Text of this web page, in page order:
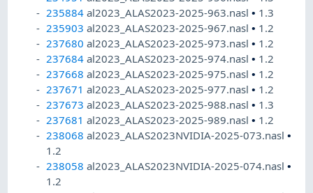
235884 al2023_ALAS2023-2025-963.nasl• 1.3
235903 al2023_ALAS2023-2025-967.nasl• 1.2
237680 al2023_ALAS2023-2025-973.nasl• 1.2
237684 al2023_ALAS2023-2025-974.nasl• 1.2
237668 al2023_ALAS2023-2025-975.nasl• 1.2
237671 al2023_ALAS2023-2025-977.nasl• 1.2
237673 al2023_ALAS2023-2025-988.nasl• 1.3
237681 al2023_ALAS2023-2025-989.nasl• 1.2
238068 al2023_ALAS2023NVIDIA-2025-073.nasl•
1.2
238058 al2023_ALAS2023NVIDIA-2025-074.nasl•
1.2